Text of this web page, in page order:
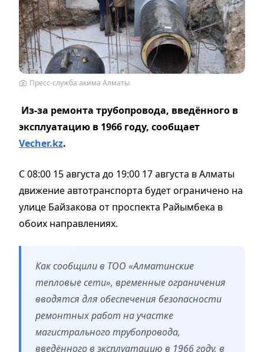
Пресс-служба акима Алматы
Из-за ремонта трубопровода, введённого в
эксплуатацию в 1966 году, сообщает
Vecher.kz.
С 08:00 15 августа до 19:00 17 августа в Алматы
движение автотранспорта будет ограничено на
улице Байзакова от проспекта Райымбека в
обоих направлениях.
Как сообщили в ТОО «Алматинские
тепловые сети», временные ограничения
вводятся для обеспечения безопасности
ремонтных работ на участке
магистрального трубопровода,
введённого в эксплуатацию в 1966 году, в